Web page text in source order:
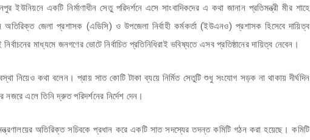
ইউনিয়নে একটি নির্মাণাধীন সেতু পরিদর্শনে এসে সাংবাদিকদের এ কথা জানান প্রতিমন্ত্রী মীর শাহে
অতিরিক্ত জেলা প্রশাসক (এডিসি) ও উপজেলা নির্বাহী কর্মকর্তা (ইউএনও) প্রশাসক হিসেবে দায়িত্ব
মাধ্যমে জনগণের ভোটে নির্বাচিত প্রতিনিধিরাই ভবিষ্যতে এসব প্রতিষ্ঠানের দায়িত্ব নেবেন।
নিয়েও কথা বলেন। প্রায় সাত কোটি টাকা ব্যয়ে নির্মিত সেতুটি শুধু সংযোগ সড়ক না থাকায় দীর্ঘদিন
এলে তিনি দ্রুত পরিদর্শনের নির্দেশ দেন।
অতিরিক্ত সচিবকে প্রধান করে একটি সাত সদস্যের তদন্ত কমিটি গঠন করা হয়েছে। কমিটি